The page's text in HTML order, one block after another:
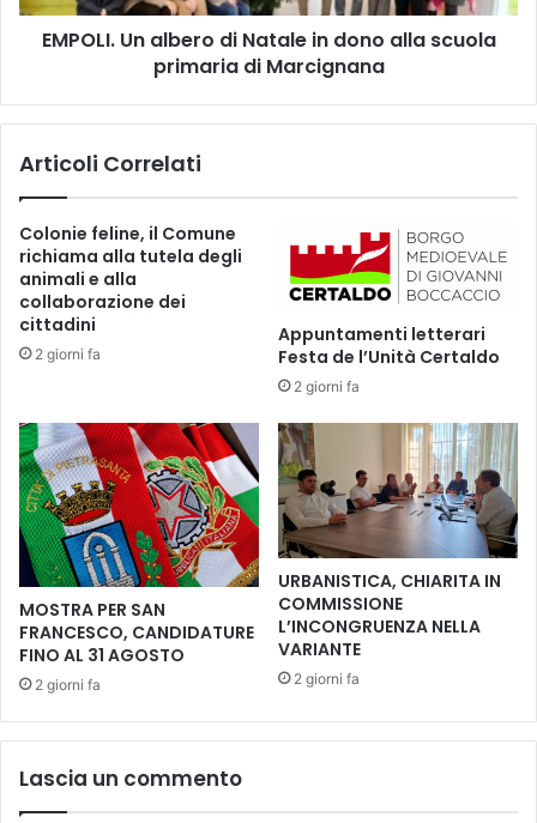
p
o
i
s
p
e
t
a
o
i
l
N
a
a
l
e
n
o
N
a
t
e
d
o
n
o
a
l
a
s
c
u
o
l
a
r
EMPOLI. Un albero di Natale in dono alla scuola
primaria di Marcignana
Articoli Correlati
Colonie feline, il Comune
richiama alla tutela degli
animali e alla
collaborazione dei
cittadini
2 giorni fa
Appuntamenti letterari
Festa de l’Unità Certaldo
2 giorni fa
MOSTRA PER SAN
FRANCESCO, CANDIDATURE
FINO AL 31 AGOSTO
2 giorni fa
URBANISTICA, CHIARITA IN
COMMISSIONE
L’INCONGRUENZA NELLA
VARIANTE
2 giorni fa
Lascia un commento